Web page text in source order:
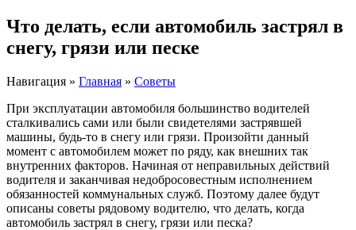
Что делать, если автомобиль застрял в
снегу, грязи или песке
Навигация » Главная » Советы
При эксплуатации автомобиля большинство водителей
сталкивались сами или были свидетелями застрявшей
машины, будь-то в снегу или грязи. Произойти данный
момент с автомобилем может по ряду, как внешних так
внутренних факторов. Начиная от неправильных действий
водителя и заканчивая недобросовестным исполнением
обязанностей коммунальных служб. Поэтому далее будут
описаны советы рядовому водителю, что делать, когда
автомобиль застрял в снегу, грязи или песка?